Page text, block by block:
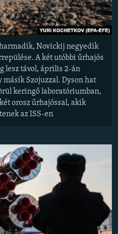
Novickij negyedik
A két utóbbi űrhajós
lesz távol, április 2-án
másik Szojuzzal. Dyson hat
keringő laboratóriumban,
orosz űrhajóssal, akik
az ISS-en